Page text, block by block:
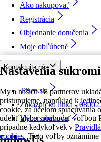
Nastavenia
My a našich 18 partnerov
pristupujeme, napríklad k
cookie, za účelom spracúvania
udeliť alebo spravovať voľbou
prípadne kedykoľvek v
cookies. Tieto voľby oznámime
Ako nakupovať
Registrácia
Objednanie doručenia
Moje obľúbené
Kontaktujte nás
Tesco.sk
Zákaznícka linka -
Výber obchodu
followUs